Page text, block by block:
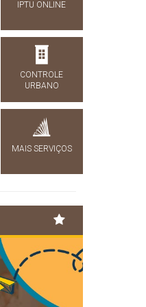
IPTU ONLINE
CONTROLE
URBANO
MAIS SERVIÇOS